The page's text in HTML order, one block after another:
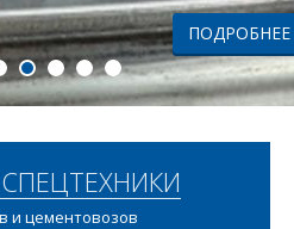
ПОДРОБНЕЕ
и цементовозов